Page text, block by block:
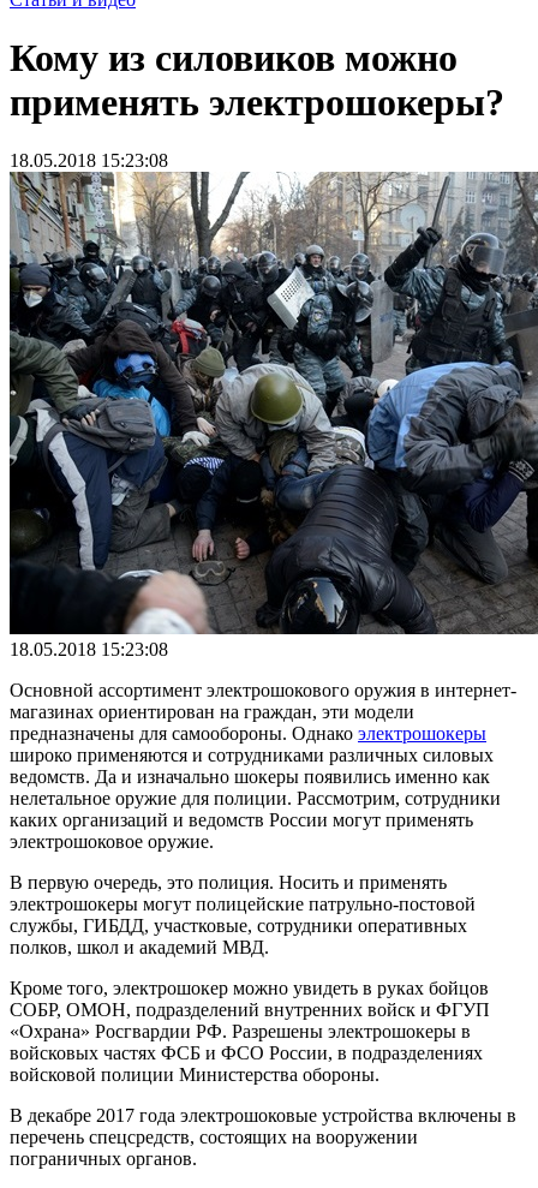
Кому из силовиков можно
применять электрошокеры?
18.05.2018 15:23:08
18.05.2018 15:23:08
Основной ассортимент электрошокового оружия в интернет-
магазинах ориентирован на граждан, эти модели
предназначены для самообороны. Однако электрошокеры
широко применяются и сотрудниками различных силовых
ведомств. Да и изначально шокеры появились именно как
нелетальное оружие для полиции. Рассмотрим, сотрудники
каких организаций и ведомств России могут применять
электрошоковое оружие.
В первую очередь, это полиция. Носить и применять
электрошокеры могут полицейские патрульно-постовой
службы, ГИБДД, участковые, сотрудники оперативных
полков, школ и академий МВД.
Кроме того, электрошокер можно увидеть в руках бойцов
СОБР, ОМОН, подразделений внутренних войск и ФГУП
«Охрана» Росгвардии РФ. Разрешены электрошокеры в
войсковых частях ФСБ и ФСО России, в подразделениях
войсковой полиции Министерства обороны.
В декабре 2017 года электрошоковые устройства включены в
перечень спецсредств, состоящих на вооружении
пограничных органов.